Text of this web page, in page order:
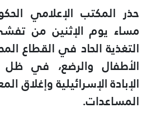
حذر المكتب الإعلامي
مساء يوم الإثنين من
التغذية الحاد في القطاع
الأطفال والرضع، في ظل
الإبادة الإسرائيلية وإغلاق
المساعدات.